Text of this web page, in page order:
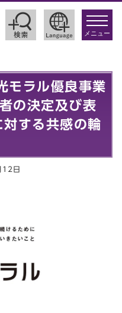
toggle
メニュー
モラル優良事業
の決定及び表
する共感の輪
日